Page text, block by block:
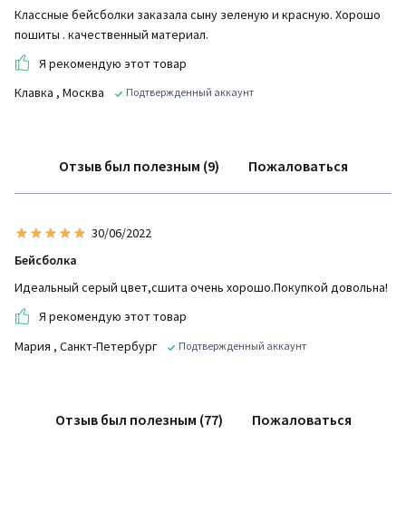
Классные бейсболки заказала сыну зеленую и красную. Хорошо
пошиты . качественный материал.
Я рекомендую этот товар
Клавка , Москва Подтвержденный аккаунт
Отзыв был полезным (9) Пожаловаться
30/06/2022
Бейсболка
Идеальный серый цвет,сшита очень хорошо.Покупкой довольна!
Я рекомендую этот товар
Мария , Санкт-Петербург Подтвержденный аккаунт
Отзыв был полезным (77) Пожаловаться